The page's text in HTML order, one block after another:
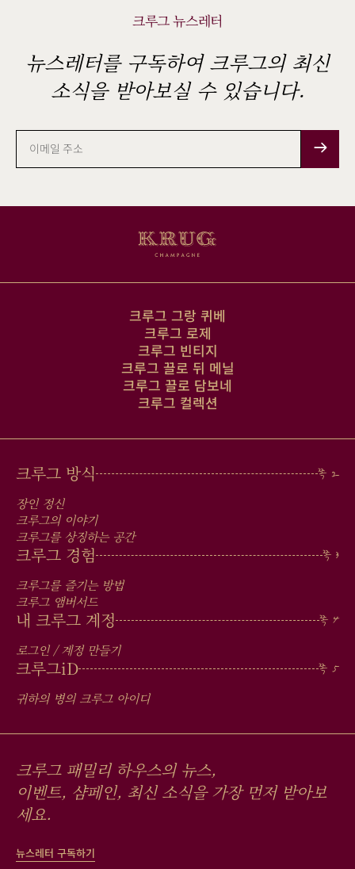
크루그 뉴스레터
뉴스레터를 구독하여 크루그의 최신
소식을 받아보실 수 있습니다.
이
메
일
주
소
크루그 그랑 퀴베
크루그 로제
크루그 빈티지
크루그 끌로 뒤 메닐
크루그 끌로 담보네
크루그 컬렉션
MAIN
MEN
IN
FOOTER
크루그 방식
장인 정신
크루그의 이야기
크루그를 상징하는 공간
크루그 경험
크루그를 즐기는 방법
크루그 앰버서드
내 크루그 계정
로그인 / 계정 만들기
크루그iD
귀하의 병의 크루그 아이디
크루그 패밀리 하우스의 뉴스,
이벤트, 샴페인, 최신 소식을 가장 먼저 받아보
세요.
뉴스레터 구독하기